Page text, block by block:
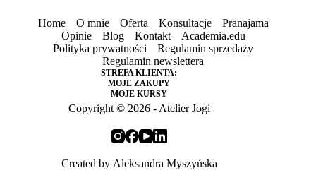
Home O mnie Oferta Konsultacje
Pranajama
Opinie
Blog Kontakt
Academia.edu
Polityka prywatności
Regulamin sprzedaży
Regulamin newslettera
STREFA KLIENTA:
MOJE ZAKUPY
MOJE KURSY
Copyright © 2026 - Atelier Jogi
Created by Aleksandra Myszyńska